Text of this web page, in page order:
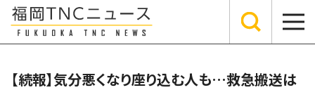
【続報】気分悪くなり座り込む人も…救急搬送は